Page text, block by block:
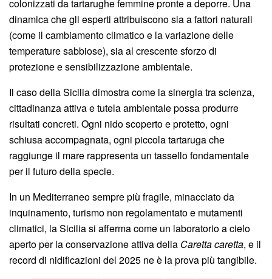
colonizzati da tartarughe femmine pronte a deporre. Una
dinamica che gli esperti attribuiscono sia a fattori naturali
(come il cambiamento climatico e la variazione delle
temperature sabbiose), sia al crescente sforzo di
protezione e sensibilizzazione ambientale.
Il caso della Sicilia dimostra come la sinergia tra scienza,
cittadinanza attiva e tutela ambientale possa produrre
risultati concreti. Ogni nido scoperto e protetto, ogni
schiusa accompagnata, ogni piccola tartaruga che
raggiunge il mare rappresenta un tassello fondamentale
per il futuro della specie.
In un Mediterraneo sempre più fragile, minacciato da
inquinamento, turismo non regolamentato e mutamenti
climatici, la Sicilia si afferma come un laboratorio a cielo
aperto per la conservazione attiva della Caretta caretta, e il
record di nidificazioni del 2025 ne è la prova più tangibile.